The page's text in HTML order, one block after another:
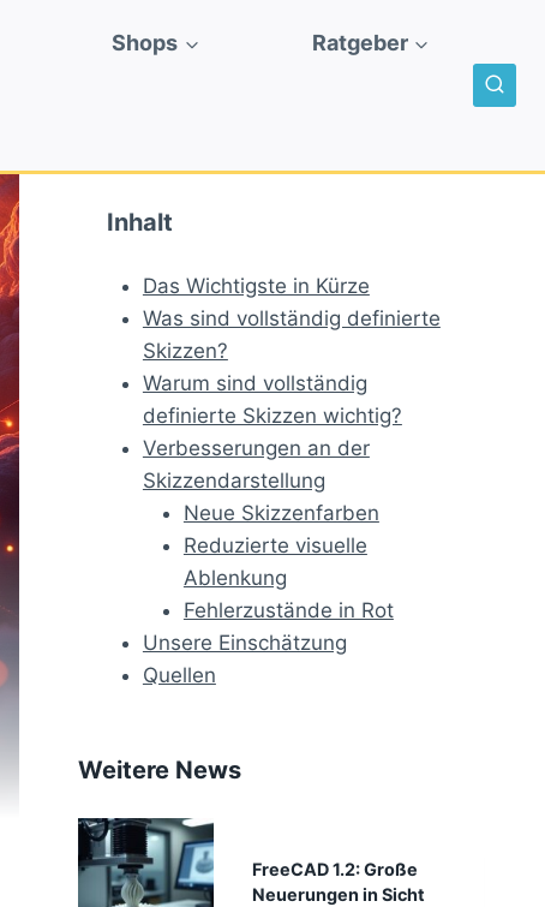
Shops Ratgeber
Inhalt
Das Wichtigste in Kürze
Was sind vollständig definierte
Skizzen?
Warum sind vollständig
definierte Skizzen wichtig?
Verbesserungen an der
Skizzendarstellung
Neue Skizzenfarben
Reduzierte visuelle
Ablenkung
Fehlerzustände in Rot
Unsere Einschätzung
Quellen
Weitere News
FreeCAD 1.2: Große
Neuerungen in Sicht